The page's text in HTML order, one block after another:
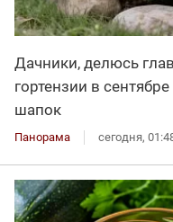
Дачники, делюсь
гортензии в
шапок
Панорама сегодня,